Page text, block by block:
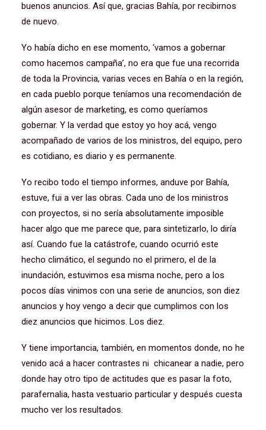
buenos anuncios. Así que, gracias Bahía, por recibirnos
de nuevo.
Yo había dicho en ese momento, ‘vamos a gobernar
como hacemos campaña’, no era que fue una recorrida
de toda la Provincia, varias veces en Bahía o en la región,
en cada pueblo porque teníamos una recomendación de
algún asesor de marketing, es como queríamos
gobernar. Y la verdad que estoy yo hoy acá, vengo
acompañado de varios de los ministros, del equipo, pero
es cotidiano, es diario y es permanente.
Yo recibo todo el tiempo informes, anduve por Bahía,
estuve, fui a ver las obras. Cada uno de los ministros
con proyectos, si no sería absolutamente imposible
hacer algo que me parece que, para sintetizarlo, lo diría
así. Cuando fue la catástrofe, cuando ocurrió este
hecho climático, el segundo no el primero, el de la
inundación, estuvimos esa misma noche, pero a los
pocos días vinimos con una serie de anuncios, son diez
anuncios y hoy vengo a decir que cumplimos con los
diez anuncios que hicimos. Los diez.
Y tiene importancia, también, en momentos donde, no he
venido acá a hacer contrastes ni chicanear a nadie, pero
donde hay otro tipo de actitudes que es pasar la foto,
parafernalia, hasta vestuario particular y después cuesta
mucho ver los resultados.